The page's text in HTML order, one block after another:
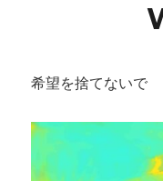
希望を捨てないで